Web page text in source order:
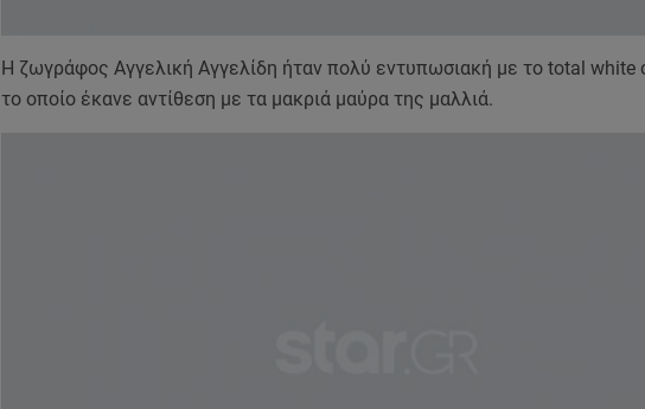
H ζωγράφος Αγγελική Αγγελίδη ήταν πολύ εντυπωσιακή με το total white
το οποίο έκανε αντίθεση με τα μακριά μαύρα της μαλλιά.